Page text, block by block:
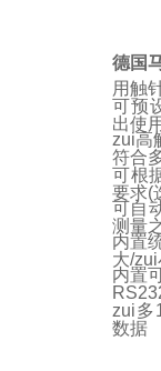
德国
用触
可预
出使
zui高
符合
可根
要求(
可自
测量
内置
大/
内置
zui多
数据